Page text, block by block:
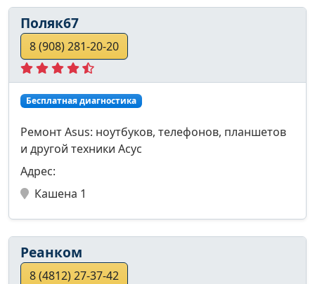
Поляк67
8 (908) 281-20-20
Бесплатная диагностика
Ремонт Asus: ноутбуков, телефонов, планшетов
и другой техники Асус
Адрес:
Кашена 1
Реанком
8 (4812) 27-37-42